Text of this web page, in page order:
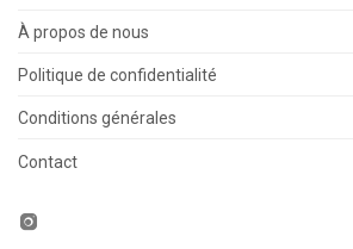
À propos de nous
Politique de confidentialité
Conditions générales
Contact